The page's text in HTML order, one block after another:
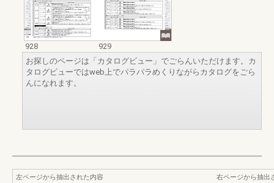
928
929
お探しのページは「カタログビュー」でごらんいただけます。カ
タログビューではweb上でパラパラめくりながらカタログをごら
んになれます。
左ページから抽出された内容
右ページから抽出